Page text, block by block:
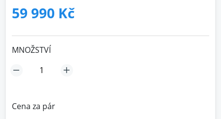
59 990 Kč
MNOŽSTVÍ
Cena za pár